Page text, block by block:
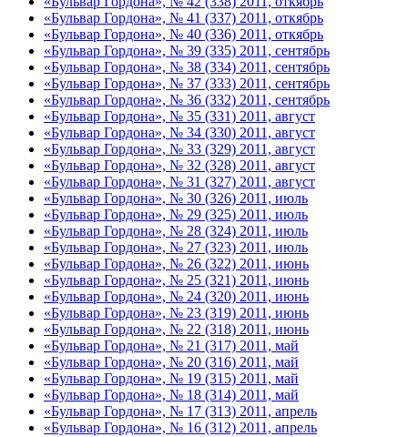
«Бульвар Гордона», № 41 (337) 2011, откябрь
«Бульвар Гордона», № 40 (336) 2011, откябрь
«Бульвар Гордона», № 39 (335) 2011, сентябрь
«Бульвар Гордона», № 38 (334) 2011, сентябрь
«Бульвар Гордона», № 37 (333) 2011, сентябрь
«Бульвар Гордона», № 36 (332) 2011, сентябрь
«Бульвар Гордона», № 35 (331) 2011, август
«Бульвар Гордона», № 34 (330) 2011, август
«Бульвар Гордона», № 33 (329) 2011, август
«Бульвар Гордона», № 32 (328) 2011, август
«Бульвар Гордона», № 31 (327) 2011, август
«Бульвар Гордона», № 30 (326) 2011, июль
«Бульвар Гордона», № 29 (325) 2011, июль
«Бульвар Гордона», № 28 (324) 2011, июль
«Бульвар Гордона», № 27 (323) 2011, июль
«Бульвар Гордона», № 26 (322) 2011, июнь
«Бульвар Гордона», № 25 (321) 2011, июнь
«Бульвар Гордона», № 24 (320) 2011, июнь
«Бульвар Гордона», № 23 (319) 2011, июнь
«Бульвар Гордона», № 22 (318) 2011, июнь
«Бульвар Гордона», № 21 (317) 2011, май
«Бульвар Гордона», № 20 (316) 2011, май
«Бульвар Гордона», № 19 (315) 2011, май
«Бульвар Гордона», № 18 (314) 2011, май
«Бульвар Гордона», № 17 (313) 2011, апрель
«Бульвар Гордона», № 16 (312) 2011, апрель